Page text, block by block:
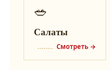
🥗
Салаты
Смотреть →